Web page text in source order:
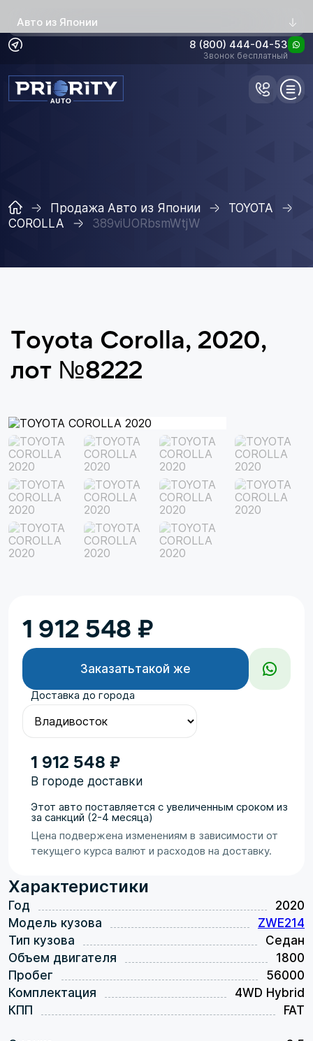
Авто из Японии
8 (800) 444-04-53
Звонок бесплатный
Продажа Авто из Японии
TOYOTA
COROLLA
389viUORbsmWtjW
Toyota Corolla, 2020,
лот №8222
Характеристики
Год
2020
Модель кузова
ZWE214
Тип кузова
Седан
Объем двигателя
1800
Пробег
56000
Комплектация
4WD Hybrid
КПП
FAT
1 912 548 ₽
Заказатьтакой же
Доставка до города
1 912 548 ₽
В городе доставки
Этот авто поставляется с увеличенным сроком из
за санкций (2-4 месяца)
Цена подвержена изменениям в зависимости от
текущего курса валют и расходов на доставку.